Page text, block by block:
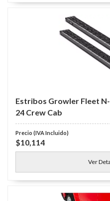
Estribos Growler Fleet
24 Crew Cab
$10,114
Ver